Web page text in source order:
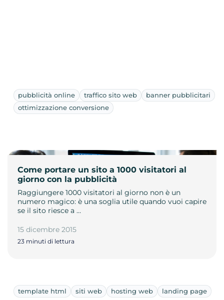
pubblicità online traffico sito web
banner pubblicitari
ottimizzazione conversione
Come portare un sito a 1000 visitatori al
giorno con la pubblicità
Raggiungere 1000 visitatori al giorno non è un
numero magico: è una soglia utile quando vuoi capire
se il sito riesce a …
15 dicembre 2015
23 minuti di lettura
template html siti web hosting web landing page